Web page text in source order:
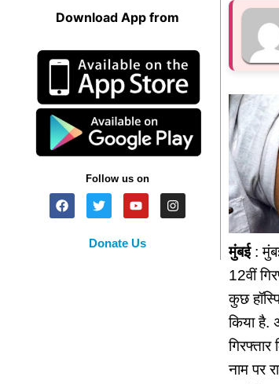
Download App from
Follow us on
Donate Us
मुंबई:
12वीं
कुछ
किया है.
नाम पर